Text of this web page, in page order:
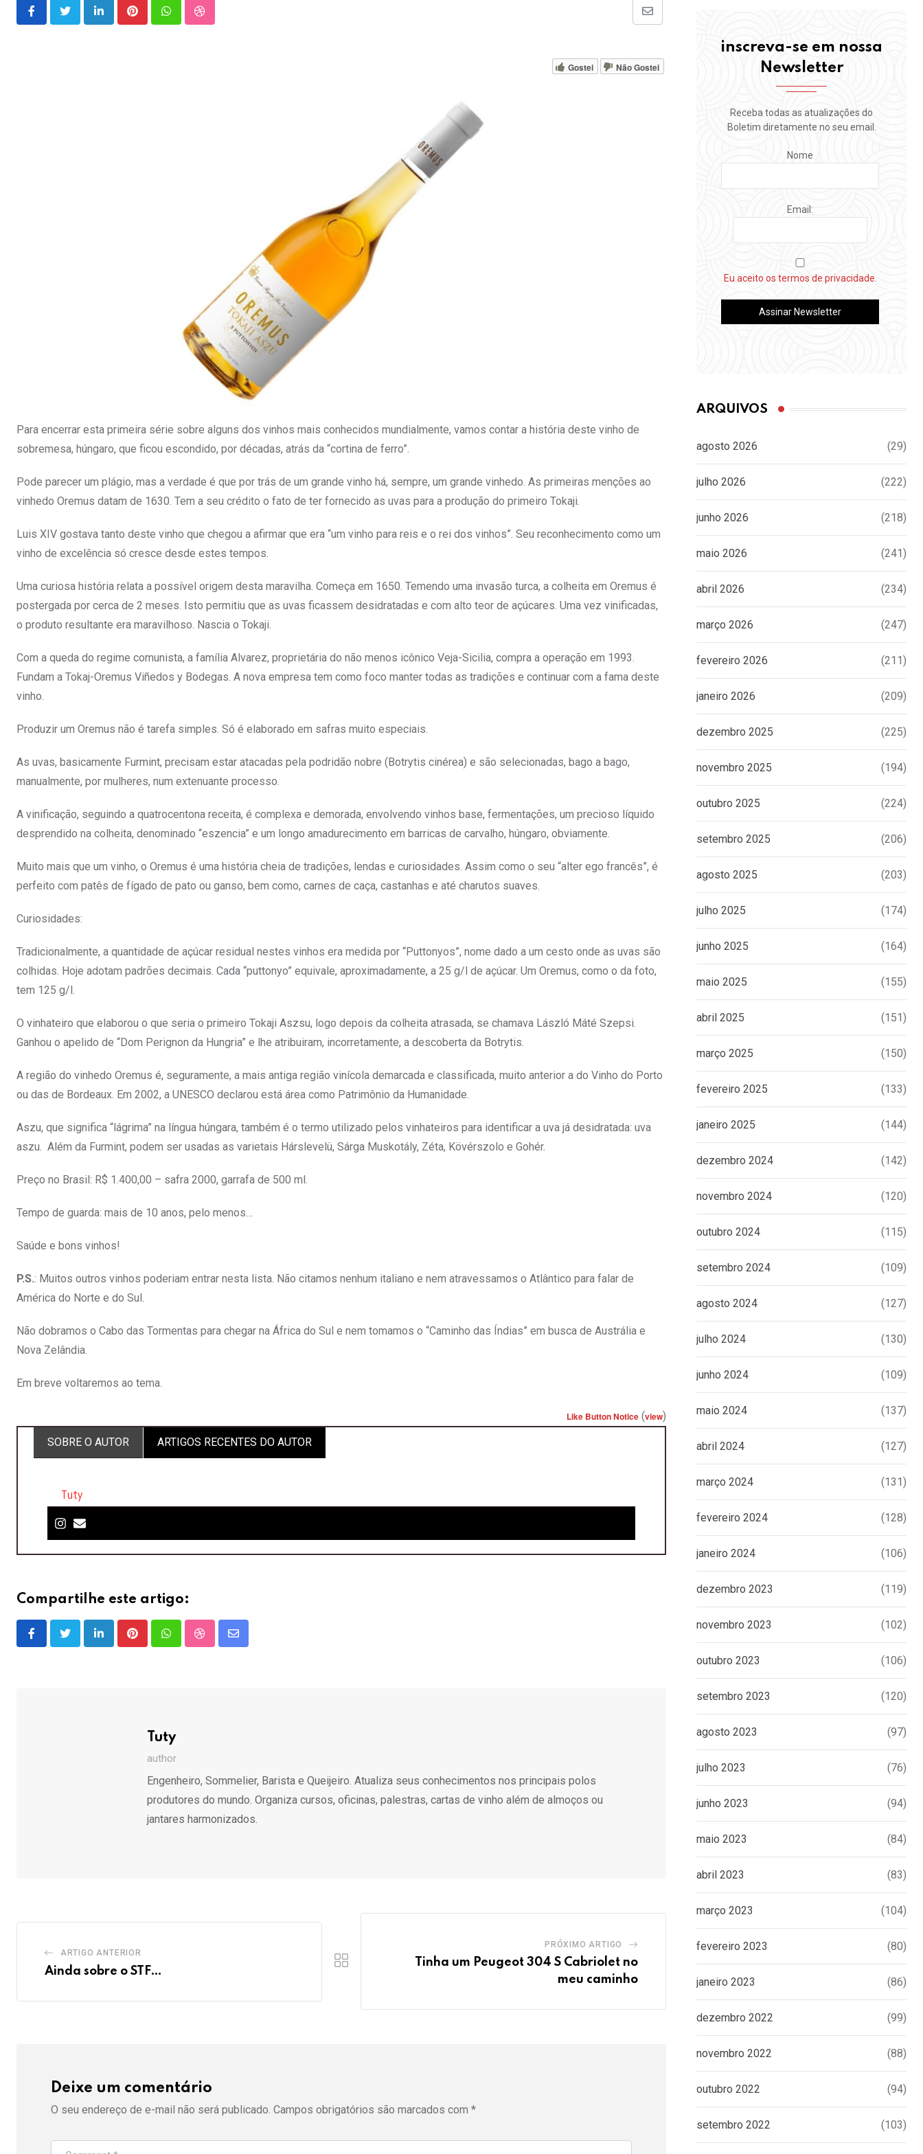
LinkedInPinterestWhatsappStumbleUpon
Share
Email
Gostei Não Gostei
Para encerrar esta primeira série sobre alguns dos vinhos mais conhecidos mundialmente, vamos contar a história deste vinho de
sobremesa, húngaro, que ficou escondido, por décadas, atrás da “cortina de ferro”.
Pode parecer um plágio, mas a verdade é que por trás de um grande vinho há, sempre, um grande vinhedo. As primeiras menções ao
vinhedo Oremus datam de 1630. Tem a seu crédito o fato de ter fornecido as uvas para a produção do primeiro Tokaji.
Luis XIV gostava tanto deste vinho que chegou a afirmar que era “um vinho para reis e o rei dos vinhos”. Seu reconhecimento como um
vinho de excelência só cresce desde estes tempos.
Uma curiosa história relata a possível origem desta maravilha. Começa em 1650. Temendo uma invasão turca, a colheita em Oremus é
postergada por cerca de 2 meses. Isto permitiu que as uvas ficassem desidratadas e com alto teor de açúcares. Uma vez vinificadas,
o produto resultante era maravilhoso. Nascia o Tokaji.
Com a queda do regime comunista, a família Alvarez, proprietária do não menos icônico Veja-Sicilia, compra a operação em 1993.
Fundam a Tokaj-Oremus Viñedos y Bodegas. A nova empresa tem como foco manter todas as tradições e continuar com a fama deste
vinho.
Produzir um Oremus não é tarefa simples. Só é elaborado em safras muito especiais.
As uvas, basicamente Furmint, precisam estar atacadas pela podridão nobre (Botrytis cinérea) e são selecionadas, bago a bago,
manualmente, por mulheres, num extenuante processo.
A vinificação, seguindo a quatrocentona receita, é complexa e demorada, envolvendo vinhos base, fermentações, um precioso líquido
desprendido na colheita, denominado “eszencia” e um longo amadurecimento em barricas de carvalho, húngaro, obviamente.
Muito mais que um vinho, o Oremus é uma história cheia de tradições, lendas e curiosidades. Assim como o seu “alter ego francês”, é
perfeito com patês de fígado de pato ou ganso, bem como, carnes de caça, castanhas e até charutos suaves.
Curiosidades:
Tradicionalmente, a quantidade de açúcar residual nestes vinhos era medida por “Puttonyos”, nome dado a um cesto onde as uvas são
colhidas. Hoje adotam padrões decimais. Cada “puttonyo” equivale, aproximadamente, a 25 g/l de açúcar. Um Oremus, como o da foto,
tem 125 g/l.
O vinhateiro que elaborou o que seria o primeiro Tokaji Aszsu, logo depois da colheita atrasada, se chamava László Máté Szepsi.
Ganhou o apelido de “Dom Perignon da Hungria” e lhe atribuiram, incorretamente, a descoberta da Botrytis.
A região do vinhedo Oremus é, seguramente, a mais antiga região vinícola demarcada e classificada, muito anterior a do Vinho do Porto
ou das de Bordeaux. Em 2002, a UNESCO declarou está área como Patrimônio da Humanidade.
Aszu, que significa “lágrima” na língua húngara, também é o termo utilizado pelos vinhateiros para identificar a uva já desidratada: uva
aszu. Além da Furmint, podem ser usadas as varietais Hárslevelü, Sárga Muskotály, Zéta, Kövérszolo e Gohér.
Preço no Brasil: R$ 1.400,00 – safra 2000, garrafa de 500 ml.
Tempo de guarda: mais de 10 anos, pelo menos…
Saúde e bons vinhos!
P.S.: Muitos outros vinhos poderiam entrar nesta lista. Não citamos nenhum italiano e nem atravessamos o Atlântico para falar de
América do Norte e do Sul.
Não dobramos o Cabo das Tormentas para chegar na África do Sul e nem tomamos o “Caminho das Índias” em busca de Austrália e
Nova Zelândia.
Em breve voltaremos ao tema.
Like Button Notice (view)
SOBRE O AUTOR
ARTIGOS RECENTES DO AUTOR
Tuty
Compartilhe este artigo:
LinkedInPinterestWhatsappStumbleUpon
Share
Tuty
author
Engenheiro, Sommelier, Barista e Queijeiro. Atualiza seus conhecimentos nos principais polos
produtores do mundo. Organiza cursos, oficinas, palestras, cartas de vinho além de almoços ou
jantares harmonizados.
ARTIGO ANTERIOR
Ainda sobre o STF…
PRÓXIMO ARTIGO
Tinha um Peugeot 304 S Cabriolet no
meu caminho
Deixe um comentário
O seu endereço de e-mail não será publicado. Campos obrigatórios são marcados com *
inscreva-se em nossa
Newsletter
Receba todas as atualizações do
Boletim diretamente no seu email.
Nome
Email:
Eu aceito os termos de privacidade.
ARQUIVOS
agosto 2026 (29)
julho 2026 (222)
junho 2026 (218)
maio 2026 (241)
abril 2026 (234)
março 2026 (247)
fevereiro 2026 (211)
janeiro 2026 (209)
dezembro 2025 (225)
novembro 2025 (194)
outubro 2025 (224)
setembro 2025 (206)
agosto 2025 (203)
julho 2025 (174)
junho 2025 (164)
maio 2025 (155)
abril 2025 (151)
março 2025 (150)
fevereiro 2025 (133)
janeiro 2025 (144)
dezembro 2024 (142)
novembro 2024 (120)
outubro 2024 (115)
setembro 2024 (109)
agosto 2024 (127)
julho 2024 (130)
junho 2024 (109)
maio 2024 (137)
abril 2024 (127)
março 2024 (131)
fevereiro 2024 (128)
janeiro 2024 (106)
dezembro 2023 (119)
novembro 2023 (102)
outubro 2023 (106)
setembro 2023 (120)
agosto 2023 (97)
julho 2023 (76)
junho 2023 (94)
maio 2023 (84)
abril 2023 (83)
março 2023 (104)
fevereiro 2023 (80)
janeiro 2023 (86)
dezembro 2022 (99)
novembro 2022 (88)
outubro 2022 (94)
setembro 2022 (103)